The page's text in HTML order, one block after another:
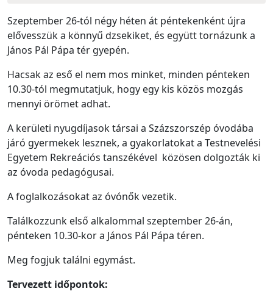
Szeptember 26-tól négy héten át péntekenként újra
elővesszük a könnyű dzsekiket, és együtt tornázunk a
János Pál Pápa tér gyepén.
Hacsak az eső el nem mos minket, minden pénteken
10.30-tól megmutatjuk, hogy egy kis közös mozgás
mennyi örömet adhat.
A kerületi nyugdíjasok társai a Százszorszép óvodába
járó gyermekek lesznek, a gyakorlatokat a Testnevelési
Egyetem Rekreációs tanszékével közösen dolgozták ki
az óvoda pedagógusai.
A foglalkozásokat az óvónők vezetik.
Találkozzunk első alkalommal szeptember 26-án,
pénteken 10.30-kor a János Pál Pápa téren.
Meg fogjuk találni egymást.
Tervezett időpontok: